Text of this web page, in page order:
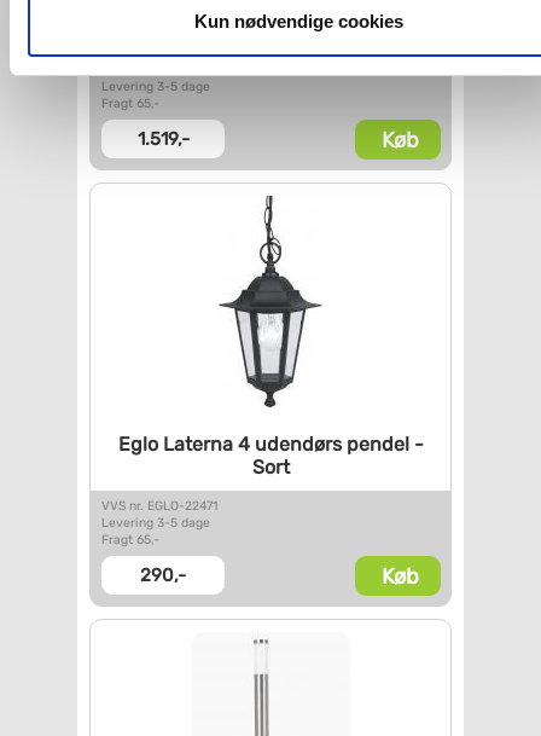
dit samtykke, hvis du måtte ønske det.
Du kan se mere om, hvordan vi behandler dine
personoplysninger, ved at klikke
Kun nødvendige cookies
Sort/silver patina
Levering 3-5 dage
Fragt 65,-
1.519,- Køb
Eglo Laterna 4 udendørs pendel-
Sort
VVS nr. EGLO-22471
Levering 3-5 dage
Fragt 65,-
290,- Køb